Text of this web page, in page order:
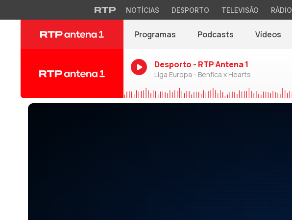
NOTÍCIAS DESPORTO TELEVISÃO RÁDIO
Programas Podcasts Vídeos
Desporto - RTP Antena 1
Liga Europa - Benfica x Hearts